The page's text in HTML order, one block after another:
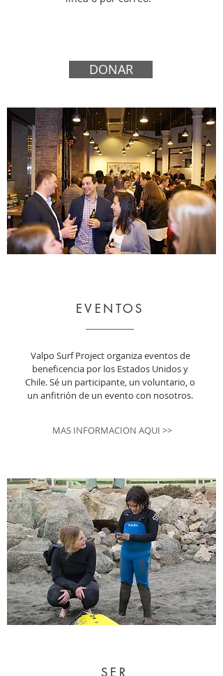
DONAR
EVENTOS
Valpo Surf Project organiza eventos de
beneficencia por los Estados Unidos y
Chile. Sé un participante, un voluntario, o
un anfitrión de un evento con nosotros.
MAS INFORMACION AQUI >>
SER